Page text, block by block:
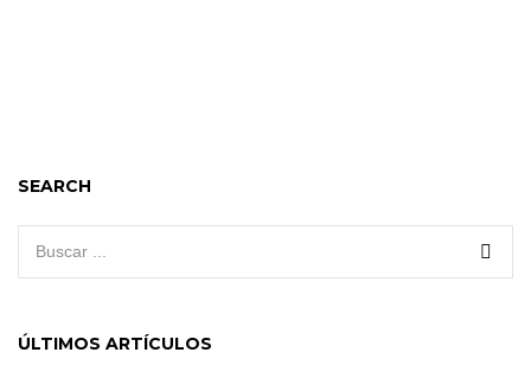
SEARCH
ÚLTIMOS ARTÍCULOS